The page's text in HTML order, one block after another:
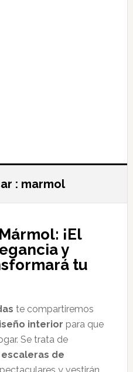
: marmol
¡El
y
tu
te compartiremos
interior para que
Se trata de
de